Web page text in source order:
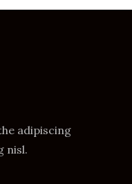
adipiscing
nisl.